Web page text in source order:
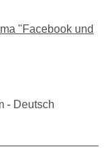
"Facebook und
- Deutsch